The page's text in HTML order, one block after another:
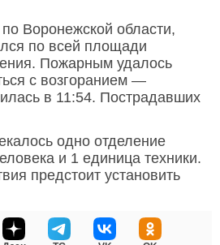
Воронежской области,
по всей площади
Пожарным удалось
с возгоранием —
в 11:54. Пострадавших
одно отделение
и 1 единица техники.
предстоит установить